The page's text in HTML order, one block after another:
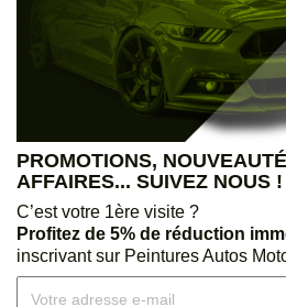
PROMOTIONS,
AFFAIRES... SUIVEZ NOUS !
C’est votre 1ère visite ?
Profitez de 5% de réduction
inscrivant sur Peintures Autos